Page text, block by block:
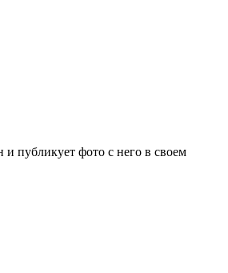
публикует фото с него в своем